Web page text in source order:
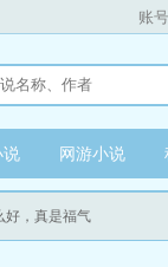
账
网游小说
好，真是福气